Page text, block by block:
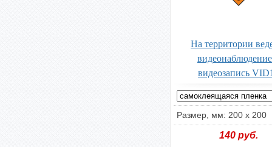
На территории
видеозапись
Размер, мм: 200 х 200
140 руб.